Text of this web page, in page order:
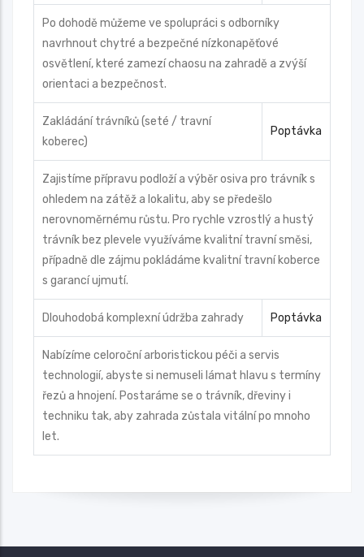
Po dohodě můžeme ve spolupráci s odborníky
navrhnout chytré a bezpečné nízkonapěťové
osvětlení, které zamezí chaosu na zahradě a zvýší
orientaci a bezpečnost.
Zakládání trávníků (seté / travní
koberec)
Poptávka
Zajistíme přípravu podloží a výběr osiva pro trávník s
ohledem na zátěž a lokalitu, aby se předešlo
nerovnoměrnému růstu. Pro rychle vzrostlý a hustý
trávník bez plevele využíváme kvalitní travní směsi,
případně dle zájmu pokládáme kvalitní travní koberce
s garancí ujmutí.
Dlouhodobá komplexní údržba zahrady Poptávka
Nabízíme celoroční arboristickou péči a servis
technologií, abyste si nemuseli lámat hlavu s termíny
řezů a hnojení. Postaráme se o trávník, dřeviny i
techniku tak, aby zahrada zůstala vitální po mnoho
let.